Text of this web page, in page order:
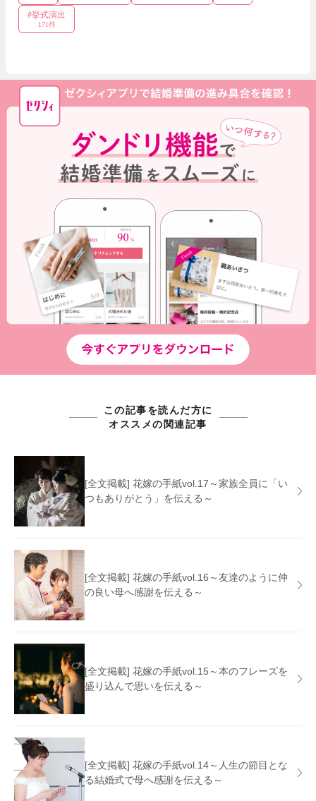
#挙式演出
171件
この記事を読んだ方に
オススメの関連記事
[全文掲載] 花嫁の手紙vol.17～家族全員に「い
つもありがとう」を伝える～
[全文掲載] 花嫁の手紙vol.16～友達のように仲
の良い母へ感謝を伝える～
[全文掲載] 花嫁の手紙vol.15～本のフレーズを
盛り込んで思いを伝える～
[全文掲載] 花嫁の手紙vol.14～人生の節目とな
る結婚式で母へ感謝を伝える～